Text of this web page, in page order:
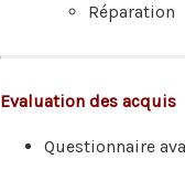
Réparation
Evaluation des acquis
Questionnaire